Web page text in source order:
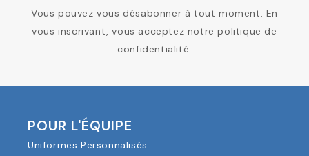
Vous pouvez vous désabonner à tout moment. En
vous inscrivant, vous acceptez notre politique de
confidentialité.
POUR L'ÉQUIPE
Uniformes Personnalisés